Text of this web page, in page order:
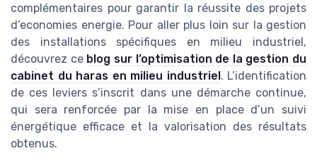
complémentaires pour garantir la réussite des projets
d’economies energie. Pour aller plus loin sur la gestion
des installations spécifiques en milieu industriel,
découvrez ce blog sur l’optimisation de la gestion du
cabinet du haras en milieu industriel. L’identification
de ces leviers s’inscrit dans une démarche continue,
qui sera renforcée par la mise en place d’un suivi
énergétique efficace et la valorisation des résultats
obtenus.